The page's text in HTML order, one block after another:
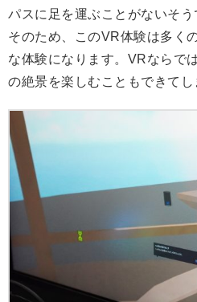
パスに足を運ぶことがないそう
そのため、このVR体験は多く
な体験になります。VRならで
の絶景を楽しむこともできてし